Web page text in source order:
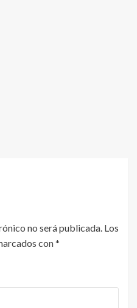
no será publicada. Los
con*